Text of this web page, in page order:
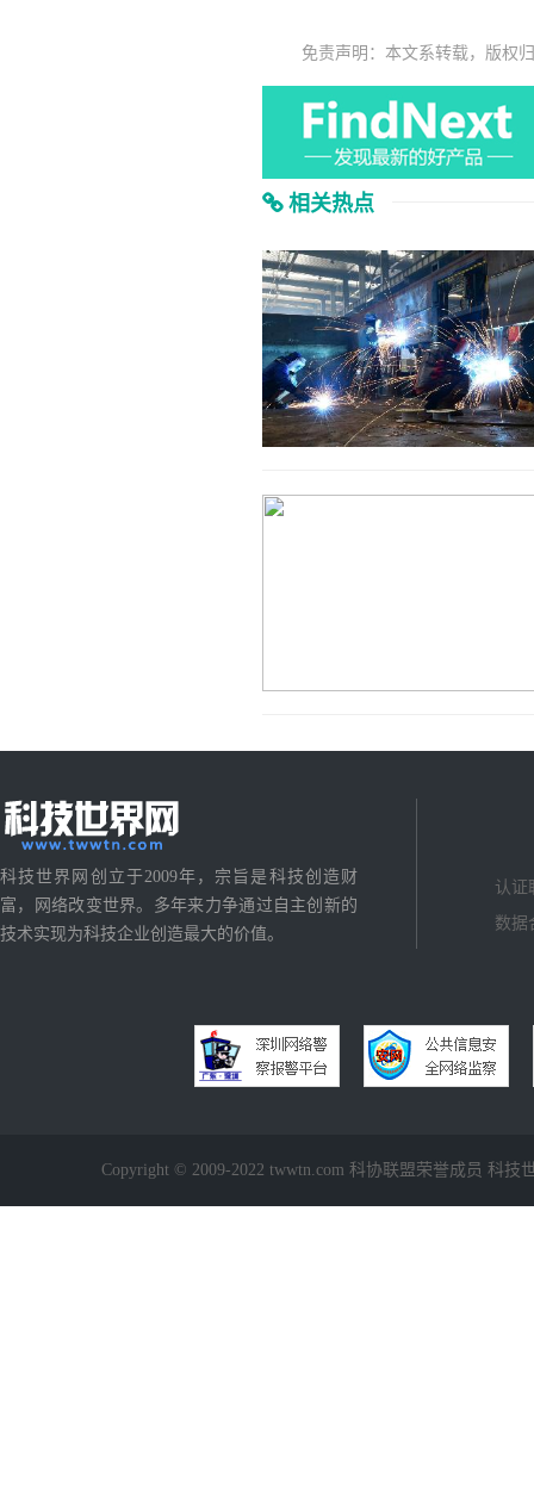
免责声明：本文系转载，版权
相关热点
科技世界网创立于2009年，宗旨是科技创造财
富，网络改变世界。多年来力争通过自主创新的
技术实现为科技企业创造最大的价值。
认证
数据
Copyright © 2009-2022 twwtn.com 科协联盟荣誉成员 科